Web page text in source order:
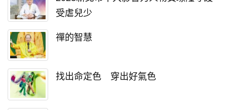
受虐兒少
禪的智慧
找出命定色 穿出好氣色